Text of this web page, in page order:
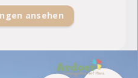
ansehen